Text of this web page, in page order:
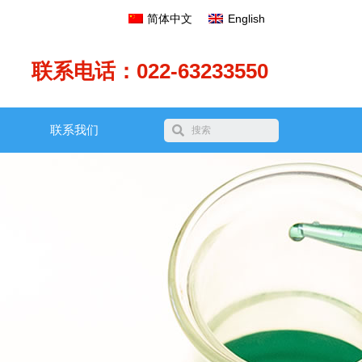
简体中文 English
联系电话：022-63233550
联系我们